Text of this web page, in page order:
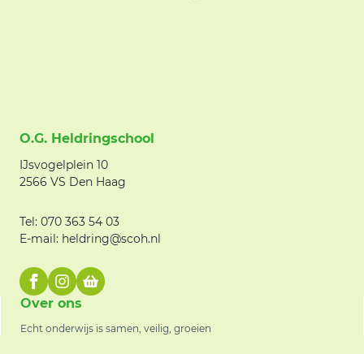
O.G. Heldringschool
IJsvogelplein 10
2566 VS Den Haag
Tel: 070 363 54 03
E-mail: heldring@scoh.nl
Over ons
Echt onderwijs is samen, veilig, groeien